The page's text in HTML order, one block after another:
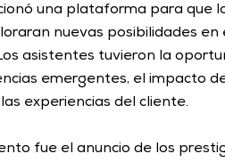
una plataforma para que
nuevas posibilidades
asistentes tuvieron la
emergentes, el impacto
experiencias del cliente.
fue el anuncio de los